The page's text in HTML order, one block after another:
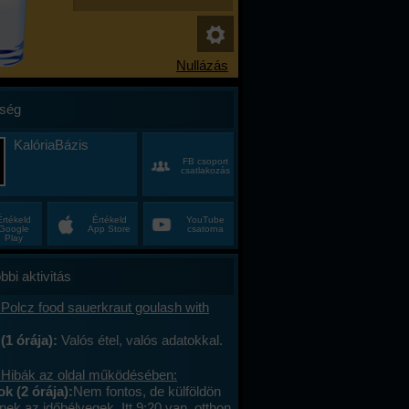
KalóriaBázis
FB csoport
csatlakozás
Play
Értékeld
App Store
YouTube
csatorna
aktivitás
food sauerkraut goulash with
órája): Valós étel, valós adatokkal.
az oldal működésében:
(2 órája):Nem fontos, de külföldön